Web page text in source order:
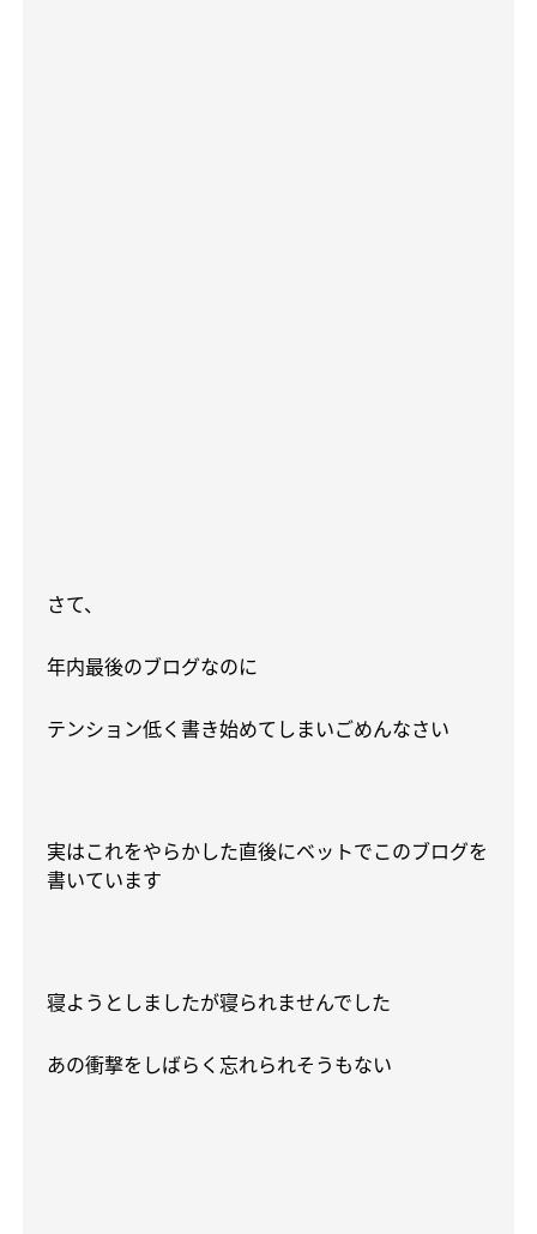
さて、
年内最後のブログなのに
テンション低く書き始めてしまいごめんなさい
実はこれをやらかした直後にベットでこのブログを
書いています
寝ようとしましたが寝られませんでした
あの衝撃をしばらく忘れられそうもない